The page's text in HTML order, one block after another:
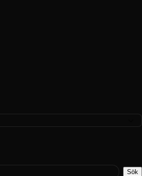
Sök